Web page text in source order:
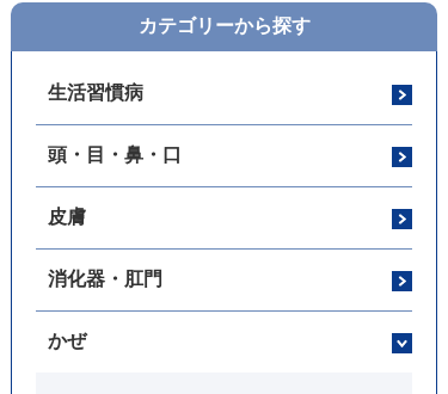
カテゴリーから探す
生活習慣病
頭・目・鼻・口
皮膚
消化器・肛門
かぜ